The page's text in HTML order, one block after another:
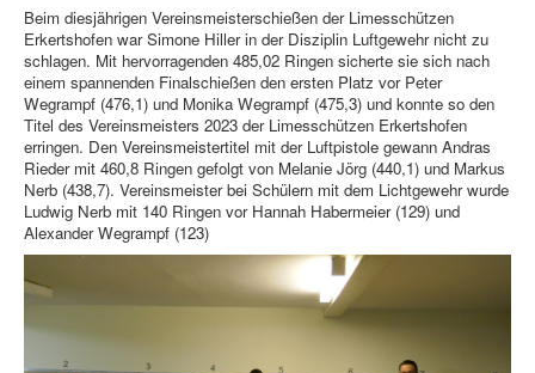
Beim diesjährigen Vereinsmeisterschießen der Limesschützen
Erkertshofen war Simone Hiller in der Disziplin Luftgewehr nicht zu
schlagen. Mit hervorragenden 485,02 Ringen sicherte sie sich nach
einem spannenden Finalschießen den ersten Platz vor Peter
Wegrampf (476,1) und Monika Wegrampf (475,3) und konnte so den
Titel des Vereinsmeisters 2023 der Limesschützen Erkertshofen
erringen. Den Vereinsmeistertitel mit der Luftpistole gewann Andras
Rieder mit 460,8 Ringen gefolgt von Melanie Jörg (440,1) und Markus
Nerb (438,7). Vereinsmeister bei Schülern mit dem Lichtgewehr wurde
Ludwig Nerb mit 140 Ringen vor Hannah Habermeier (129) und
Alexander Wegrampf (123)